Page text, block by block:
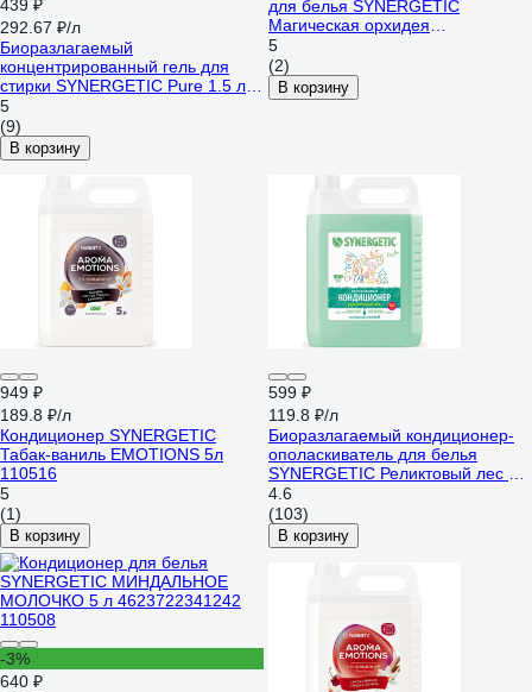
439 ₽
292.67 ₽/л
Биоразлагаемый
концентрированный гель для
стирки SYNERGETIC Pure 1.5 л
109806
5
(9)
В корзину
для белья SYNERGETIC
Магическая орхидея
гипоаллергенный,
биоразлагаемый, 1,5 л, 50 стирок
110456
5
(2)
В корзину
949 ₽
189.8 ₽/л
Кондиционер SYNERGETIC
Табак-ваниль EMOTIONS 5л
110516
5
(1)
В корзину
599 ₽
119.8 ₽/л
Биоразлагаемый кондиционер-
ополаскиватель для белья
SYNERGETIC Реликтовый лес 5 л
110461
4.6
(103)
В корзину
-3%
640 ₽